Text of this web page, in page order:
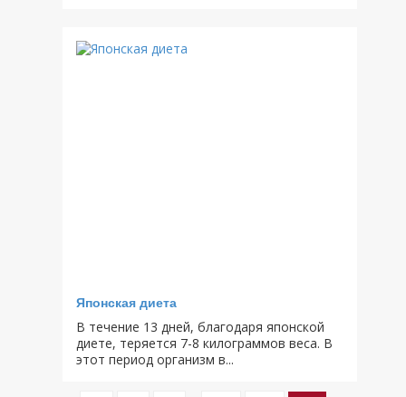
Японская диета
В течение 13 дней, благодаря японской
диете, теряется 7-8 килограммов веса. В
этот период организм в...